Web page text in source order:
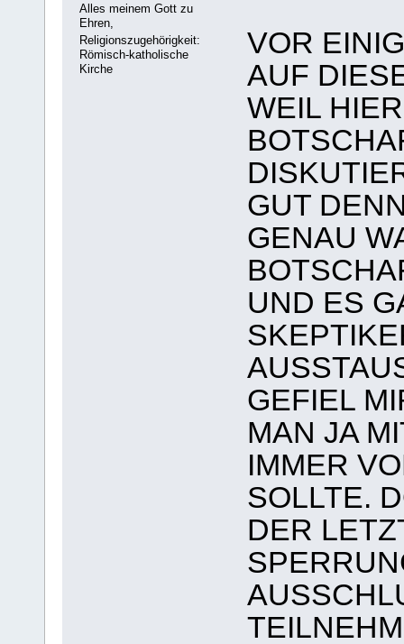
Alles meinem Gott zu
Ehren,
Religionszugehörigkeit:
Römisch-katholische
Kirche
VOR
AUF
WEIL
GUT
GENAU
UND ES
GEFIEL
MAN JA
IMMER
SOLLTE.
DER